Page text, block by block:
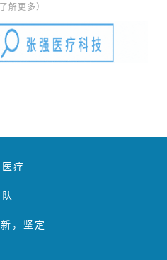
团队，同时属于国家级静脉
并负责主办静脉病国家级医
肢静脉曲张可能长达数天的
左右的CHIVA门诊治疗，患
解更多）
疗
，坚定